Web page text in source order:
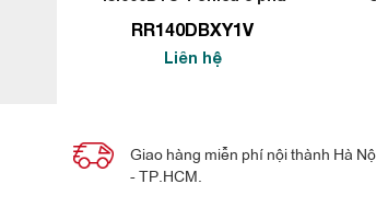
RR140DBXY1V
Liên hệ
Giao hàng miễn phí nội thành Hà
- TP.HCM.